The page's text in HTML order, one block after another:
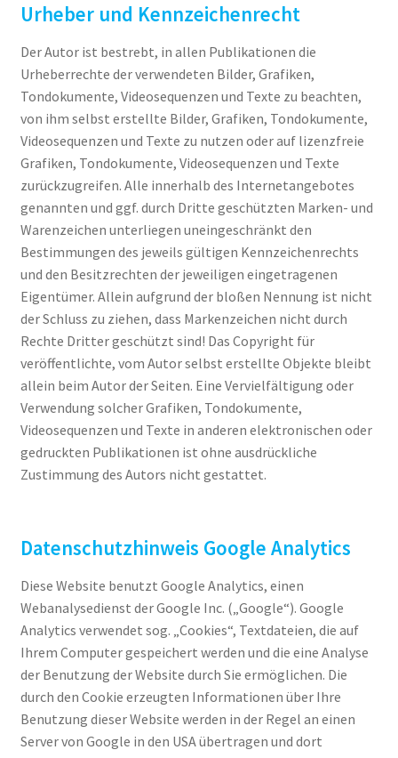
Urheber und Kennzeichenrecht
Der Autor ist bestrebt, in allen Publikationen die
Urheberrechte der verwendeten Bilder, Grafiken,
Tondokumente, Videosequenzen und Texte zu beachten,
von ihm selbst erstellte Bilder, Grafiken, Tondokumente,
Videosequenzen und Texte zu nutzen oder auf lizenzfreie
Grafiken, Tondokumente, Videosequenzen und Texte
zurückzugreifen. Alle innerhalb des Internetangebotes
genannten und ggf. durch Dritte geschützten Marken- und
Warenzeichen unterliegen uneingeschränkt den
Bestimmungen des jeweils gültigen Kennzeichenrechts
und den Besitzrechten der jeweiligen eingetragenen
Eigentümer. Allein aufgrund der bloßen Nennung ist nicht
der Schluss zu ziehen, dass Markenzeichen nicht durch
Rechte Dritter geschützt sind! Das Copyright für
veröffentlichte, vom Autor selbst erstellte Objekte bleibt
allein beim Autor der Seiten. Eine Vervielfältigung oder
Verwendung solcher Grafiken, Tondokumente,
Videosequenzen und Texte in anderen elektronischen oder
gedruckten Publikationen ist ohne ausdrückliche
Zustimmung des Autors nicht gestattet.
Datenschutzhinweis Google Analytics
Diese Website benutzt Google Analytics, einen
Webanalysedienst der Google Inc. („Google“). Google
Analytics verwendet sog. „Cookies“, Textdateien, die auf
Ihrem Computer gespeichert werden und die eine Analyse
der Benutzung der Website durch Sie ermöglichen. Die
durch den Cookie erzeugten Informationen über Ihre
Benutzung dieser Website werden in der Regel an einen
Server von Google in den USA übertragen und dort